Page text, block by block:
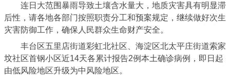
连日大范围暴雨导致土壤含水量大，地质灾害具有明显滞
后性，请各地各部门按照职责分工和预案规定，继续做好次生
灾害防御工作，确保人民群众生命财产安全。
丰台区五里店街道彩虹北社区、海淀区北太平庄街道索家
坟社区首钢小区近14天各累计报告2例本土确诊病例，即日起
由低风险地区升级为中风险地区。